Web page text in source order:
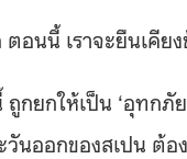
อนนี้ เราจะยืนเคี
กยกให้เป็น ‘อุทกภั
นออกของสเปน ต้